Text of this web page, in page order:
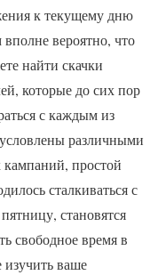
к текущему дню
вполне вероятно, что
найти скачки
которые до сих пор
с каждым из
различными
простой
сталкиваться с
становятся
свободное время в
изучить ваше